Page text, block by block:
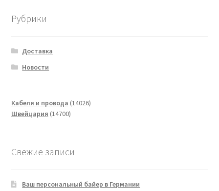
Рубрики
Доставка
Новости
Кабеля и провода 1402614026
Швейцария 1470014700
Свежие записи
Ваш персональный байер в Германии